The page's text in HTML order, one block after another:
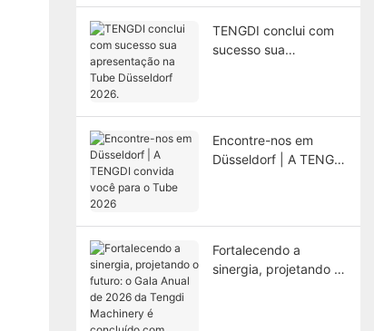
TENGDI conclui com
sucesso sua
Encontre-nos em
Düsseldorf | A TENGDI
Fortalecendo a
sinergia, projetando o